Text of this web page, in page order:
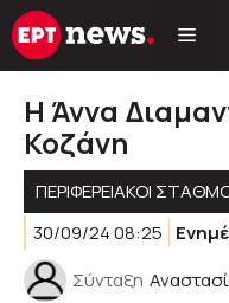
Μετάβαση
σε
Η Άννα
Κοζάνη
ΠΕΡΙΦΕΡΕΙΑΚΟΊ
30/09/24 08:25
Σύνταξη